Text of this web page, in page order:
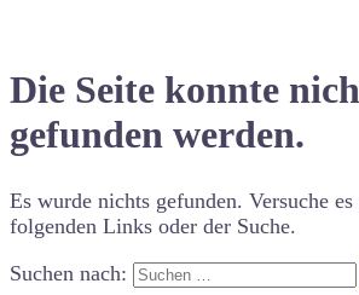
Die Seite konnte
gefunden werden.
Es wurde nichts gefunden. Versuche
folgenden Links oder der Suche.
Suchen nach: